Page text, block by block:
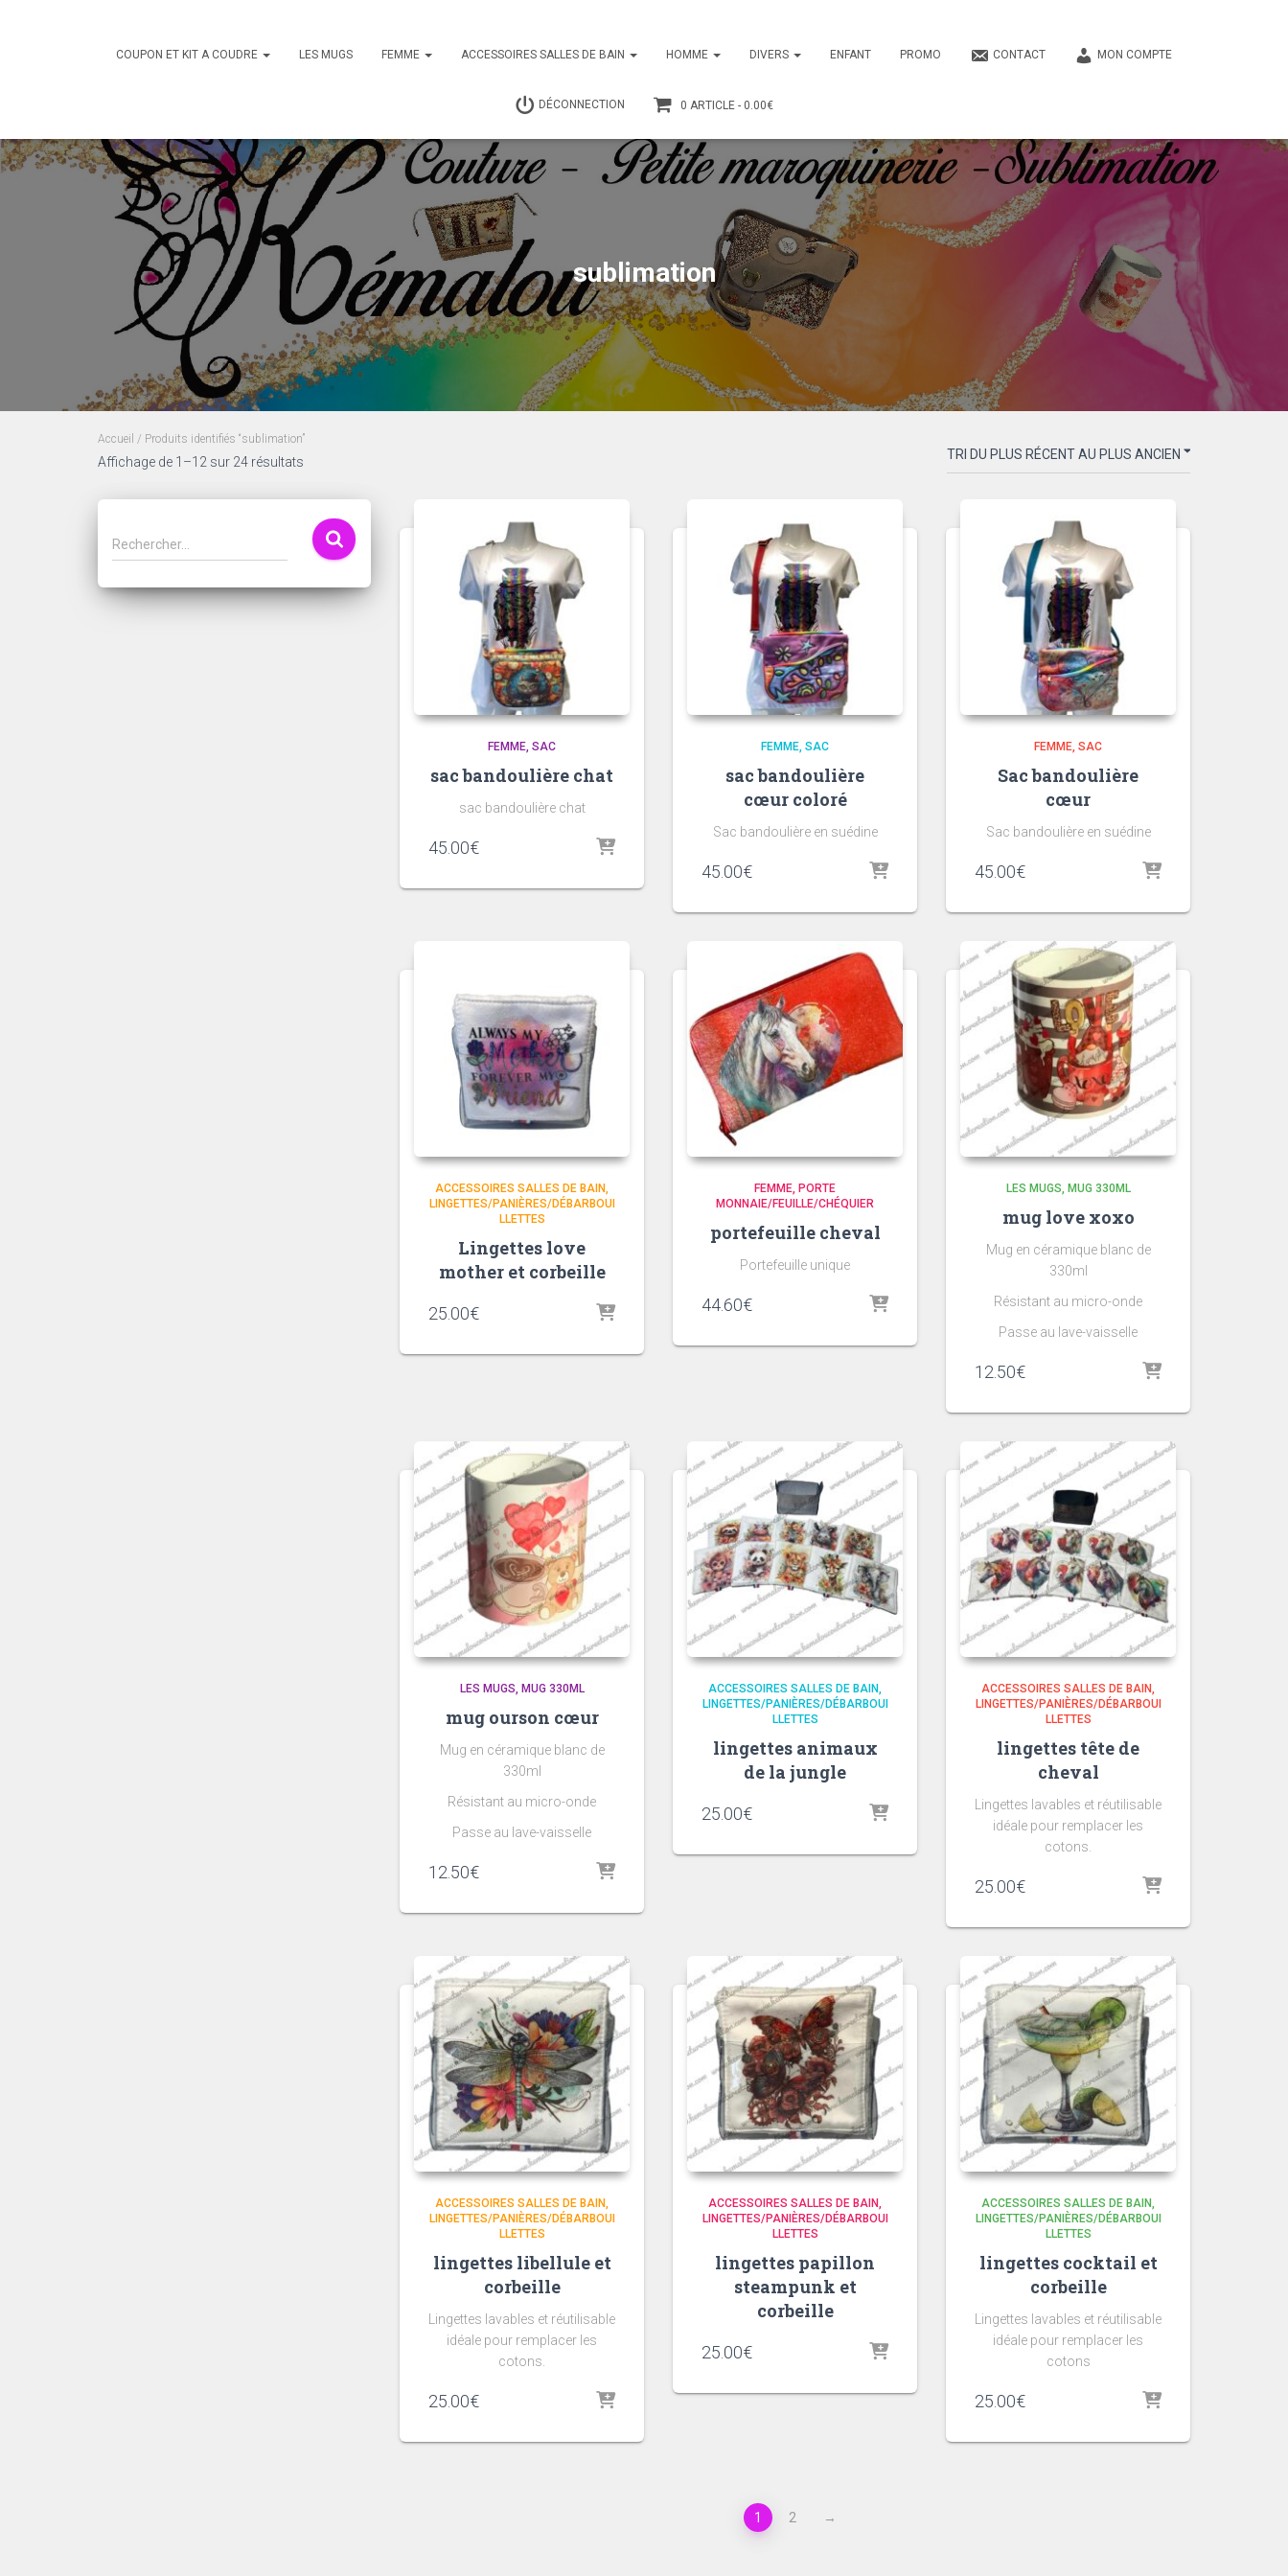
COUPON ET KIT A COUDRE LES MUGS FEMME ACCESSOIRES SALLES DE BAIN HOMME DIVERS ENFANT PROMO CONTACT MON COMPTE
DÉCONNECTION 0 ARTICLE 0.00€
sublimation
Accueil / Produits identifiés “sublimation”
Affichage de 1–12 sur 24 résultats
plus
récent
au
plus
ancien
R
e
h
Rechercher…
FEMME SAC
sac bandoulière chat
sac bandoulière chat
45.00€
FEMME SAC
sac bandoulière
cœur coloré
Sac bandoulière en suédine
45.00€
FEMME SAC
Sac bandoulière
cœur
Sac bandoulière en suédine
45.00€
ACCESSOIRES SALLES DE BAIN
LINGETTES/PANIÈRES/DÉBARBOUI
LLETTES
Lingettes love
mother et corbeille
25.00€
FEMME PORTE
MONNAIE/FEUILLE/CHÉQUIER
portefeuille cheval
Portefeuille unique
44.60€
LES MUGS MUG 330ML
mug love xoxo
Mug en céramique blanc de
330ml
Résistant au micro-onde
Passe au lave-vaisselle
12.50€
LES MUGS MUG 330ML
mug ourson cœur
Mug en céramique blanc de
330ml
Résistant au micro-onde
Passe au lave-vaisselle
12.50€
ACCESSOIRES SALLES DE BAIN
LINGETTES/PANIÈRES/DÉBARBOUI
LLETTES
lingettes animaux
de la jungle
25.00€
ACCESSOIRES SALLES DE BAIN
LINGETTES/PANIÈRES/DÉBARBOUI
LLETTES
lingettes tête de
cheval
Lingettes lavables et réutilisable
idéale pour remplacer les
cotons.
25.00€
ACCESSOIRES SALLES DE BAIN
LINGETTES/PANIÈRES/DÉBARBOUI
LLETTES
lingettes libellule et
corbeille
Lingettes lavables et réutilisable
idéale pour remplacer les
cotons.
25.00€
ACCESSOIRES SALLES DE BAIN
LINGETTES/PANIÈRES/DÉBARBOUI
LLETTES
lingettes papillon
steampunk et
corbeille
25.00€
ACCESSOIRES SALLES DE BAIN
LINGETTES/PANIÈRES/DÉBARBOUI
LLETTES
lingettes cocktail et
corbeille
Lingettes lavables et réutilisable
idéale pour remplacer les
cotons
25.00€
1 2 →